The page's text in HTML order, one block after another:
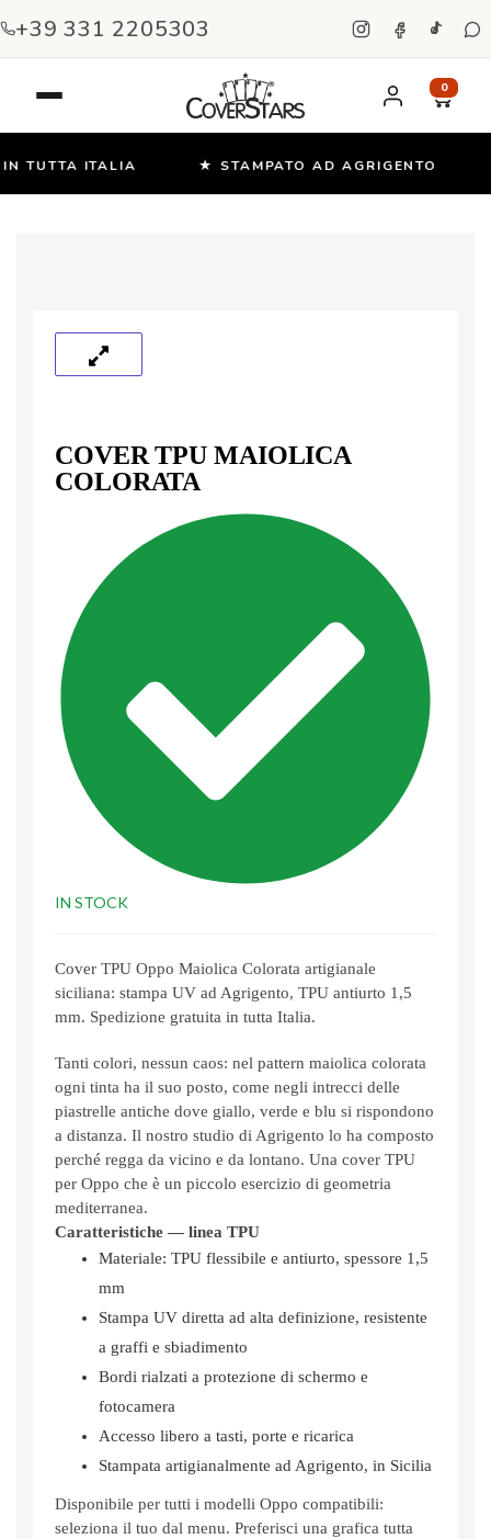
+39 331 2205303
0
TUTTA ITALIA ★ STAMPATO AD AGRIGENTO
Salta
COVER TPU MAIOLICA
COLORATA
IN STOCK
Cover TPU Oppo Maiolica Colorata artigianale
siciliana: stampa UV ad Agrigento, TPU antiurto 1,5
mm. Spedizione gratuita in tutta Italia.
Tanti colori, nessun caos: nel pattern maiolica colorata
ogni tinta ha il suo posto, come negli intrecci delle
piastrelle antiche dove giallo, verde e blu si rispondono
a distanza. Il nostro studio di Agrigento lo ha composto
perché regga da vicino e da lontano. Una cover TPU
per Oppo che è un piccolo esercizio di geometria
mediterranea.
Caratteristiche — linea TPU
Materiale: TPU flessibile e antiurto, spessore 1,5
mm
Stampa UV diretta ad alta definizione, resistente
a graffi e sbiadimento
Bordi rialzati a protezione di schermo e
fotocamera
Accesso libero a tasti, porte e ricarica
Stampata artigianalmente ad Agrigento, in Sicilia
Disponibile per tutti i modelli Oppo compatibili:
seleziona il tuo dal menu. Preferisci una grafica tutta